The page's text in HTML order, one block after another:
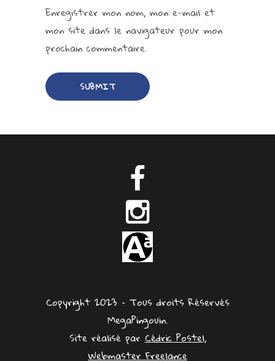
Enregistrer mon nom, mon e-mail et
mon site dans le navigateur pour mon
prochain commentaire.
Copyright 2023 – Tous droits Réservés
MegaPingouin.
Site réalisé parCédric Postel,
Webmaster Freelance